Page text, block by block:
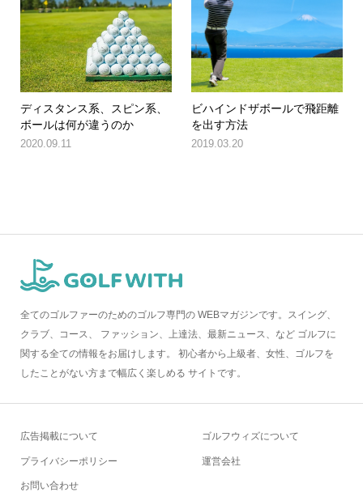
ディスタンス系、スピン系、
ボールは何が違うのか
2020.09.11
ビハインドザボールで飛距離
を出す方法
2019.03.20
全てのゴルファーのためのゴルフ専門の WEBマガジンです。スイング、
クラブ、コース、 ファッション、上達法、最新ニュース、など ゴルフに
関する全ての情報をお届けします。 初心者から上級者、女性、ゴルフを
したことがない方まで幅広く楽しめる サイトです。
広告掲載について
プライバシーポリシー
お問い合わせ
ゴルフウィズについて
運営会社